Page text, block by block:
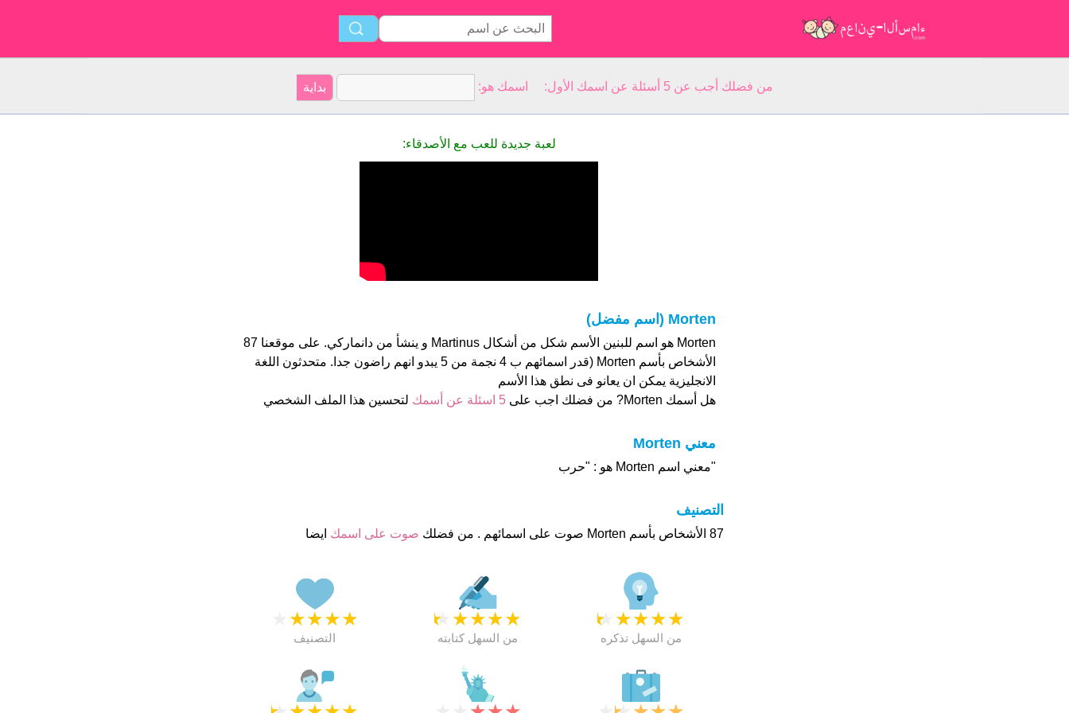
من فضلك أجب عن 5 أسئلة عن اسمك الأول: اسمك هو:
لعبة جديدة للعب مع الأصدقاء:
Morten (اسم مفضل)
Morten هو اسم للبنين الأسم شكل من أشكال Martinus و ينشأ من دانماركي. على موقعنا 87
الأشخاص بأسم Morten (قدر اسمائهم ب 4 نجمة من 5 يبدو انهم راضون جدا. متحدثون اللغة
الانجليزية يمكن ان يعانو فى نطق هذا الأسم
هل أسمك Morten? من فضلك اجب على
5 اسئلة عن أسمك لتحسين هذا الملف الشخصي
معني Morten
"معني اسم Morten هو : "حرب
التصنيف
87 الأشخاص بأسم Morten صوت على اسمائهم . من فضلك صوت على اسمك ايضا
★
★
★
★
التصنيف
★
★
★
★
★
من السهل كتابته
★
★
★
★
★
من السهل تذكره